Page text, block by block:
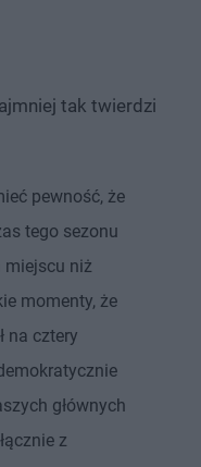
tak twierdzi
pewność, że
tego sezonu
miejscu niż
momenty, że
na cztery
głównych
z